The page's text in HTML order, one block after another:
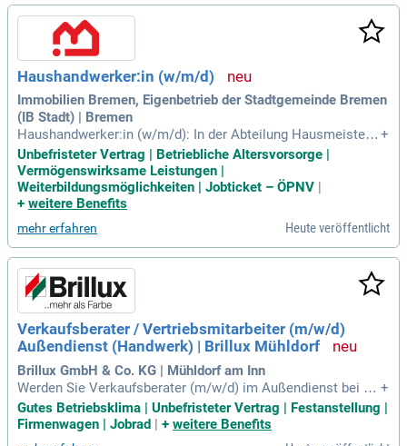
Haushandwerker:in (w/m/d)
Immobilien Bremen, Eigenbetrieb der Stadtgemeinde Bremen
(IB Stadt) | Bremen
Haushandwerker:in (w/m/d): In der Abteilung Hausmeisterdi
enste. Ihr Einsatz erfolgt bei der Polizei Bremen grundsätzli
ch am Standort Niedersachsendamm. Darüber hinaus betre
uen Sie weitere Dienststellen im gesamten Stadtgebiet.
+
Unbefristeter Vertrag | Betriebliche Altersvorsorge |
Vermögenswirksame Leistungen |
Weiterbildungsmöglichkeiten | Jobticket – ÖPNV
+ weitere Benefits
mehr erfahren Heute veröffentlicht
Verkaufsberater / Vertriebsmitarbeiter (m/w/d)
Außendienst (Handwerk) | Brillux Mühldorf
Brillux GmbH & Co. KG | Mühldorf am Inn
Werden Sie Verkaufsberater (m/w/d) im Außendienst bei Bri
llux in Mühldorf! In dieser Schlüsselposition verbinden Sie V
ertrieb mit echter Partnerschaft. Sie beraten einen festen Ku
ndenstamm und gewinnen aktiv neue Kunden aus Handwerk
+
Gutes Betriebsklima | Unbefristeter Vertrag | Festanstellung |
Firmenwagen | Jobrad | + weitere Benefits